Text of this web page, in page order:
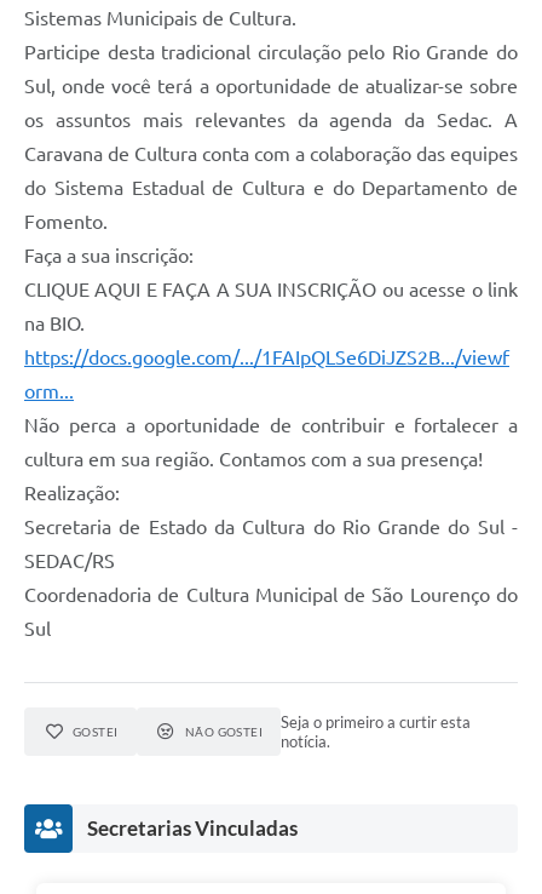
Sistemas Municipais de Cultura.
Participe desta tradicional circulação pelo Rio Grande do
Sul, onde você terá a oportunidade de atualizar-se sobre
os assuntos mais relevantes da agenda da Sedac. A
Caravana de Cultura conta com a colaboração das equipes
do Sistema Estadual de Cultura e do Departamento de
Fomento.
Faça a sua inscrição:
CLIQUE AQUI E FAÇA A SUA INSCRIÇÃO ou acesse o link
na BIO.
https://docs.google.com/.../1FAIpQLSe6DiJZS2B.../viewf
orm...
Não perca a oportunidade de contribuir e fortalecer a
cultura em sua região. Contamos com a sua presença!
Realização:
Secretaria de Estado da Cultura do Rio Grande do Sul -
SEDAC/RS
Coordenadoria de Cultura Municipal de São Lourenço do
Sul
GOSTEI NÃO GOSTEI
Seja o primeiro a curtir esta
notícia.
Secretarias Vinculadas